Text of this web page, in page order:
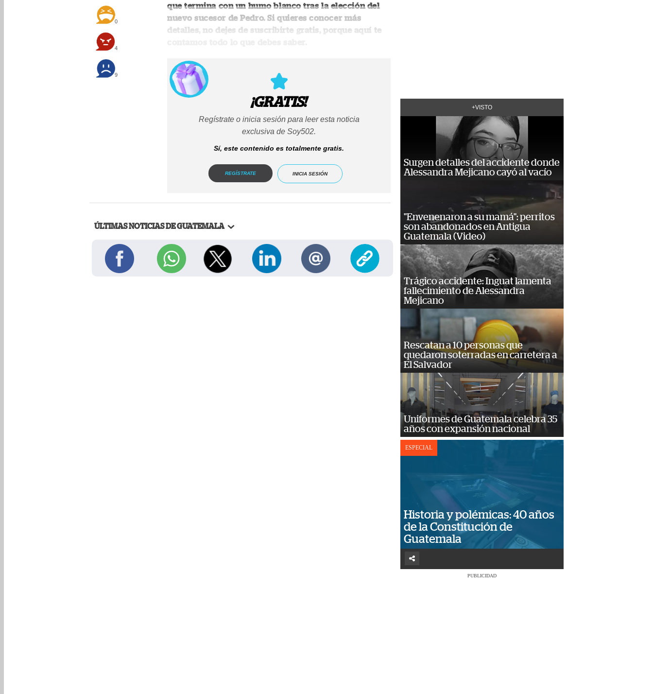
0
4
9
que termina con un humo blanco tras la elección del
nuevo sucesor de Pedro. Si quieres conocer más
detalles, no dejes de suscribirte gratis, porque aquí te
¡GRATIS!
Regístrate o inicia sesión para leer esta noticia
exclusiva de Soy502.
Sí, este contenido es totalmente gratis.
REGÍSTRATE INICIA SESIÓN
ÚLTIMAS NOTICIAS DE GUATEMALA
+VISTO
Surgen detalles del accidente donde
Alessandra Mejicano cayó al vacío
"Envenenaron a su mamá": perritos
son abandonados en Antigua
Guatemala (Video)
Trágico accidente: Inguat lamenta
fallecimiento de Alessandra
Mejicano
Rescatan a 10 personas que
quedaron soterradas en carretera a
El Salvador
Uniformes de Guatemala celebra 35
años con expansión nacional
ESPECIAL
Historia y polémicas: 40 años
de la Constitución de
Guatemala
PUBLICIDAD